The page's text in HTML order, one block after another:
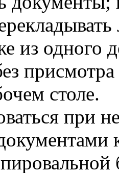
из одного
столе.
при